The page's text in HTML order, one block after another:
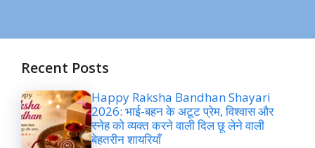
Recent Posts
Happy Raksha Bandhan Shayari
2026: भाई-बहन के अटूट प्रेम, विश्वास और
स्नेह को व्यक्त करने वाली दिल छू लेने वाली
बेहतरीन शायरियाँ